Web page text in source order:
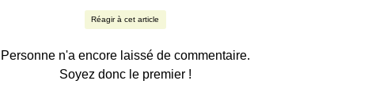
Réagir à cet article
Personne n'a encore laissé de commentaire.
Soyez donc le premier !